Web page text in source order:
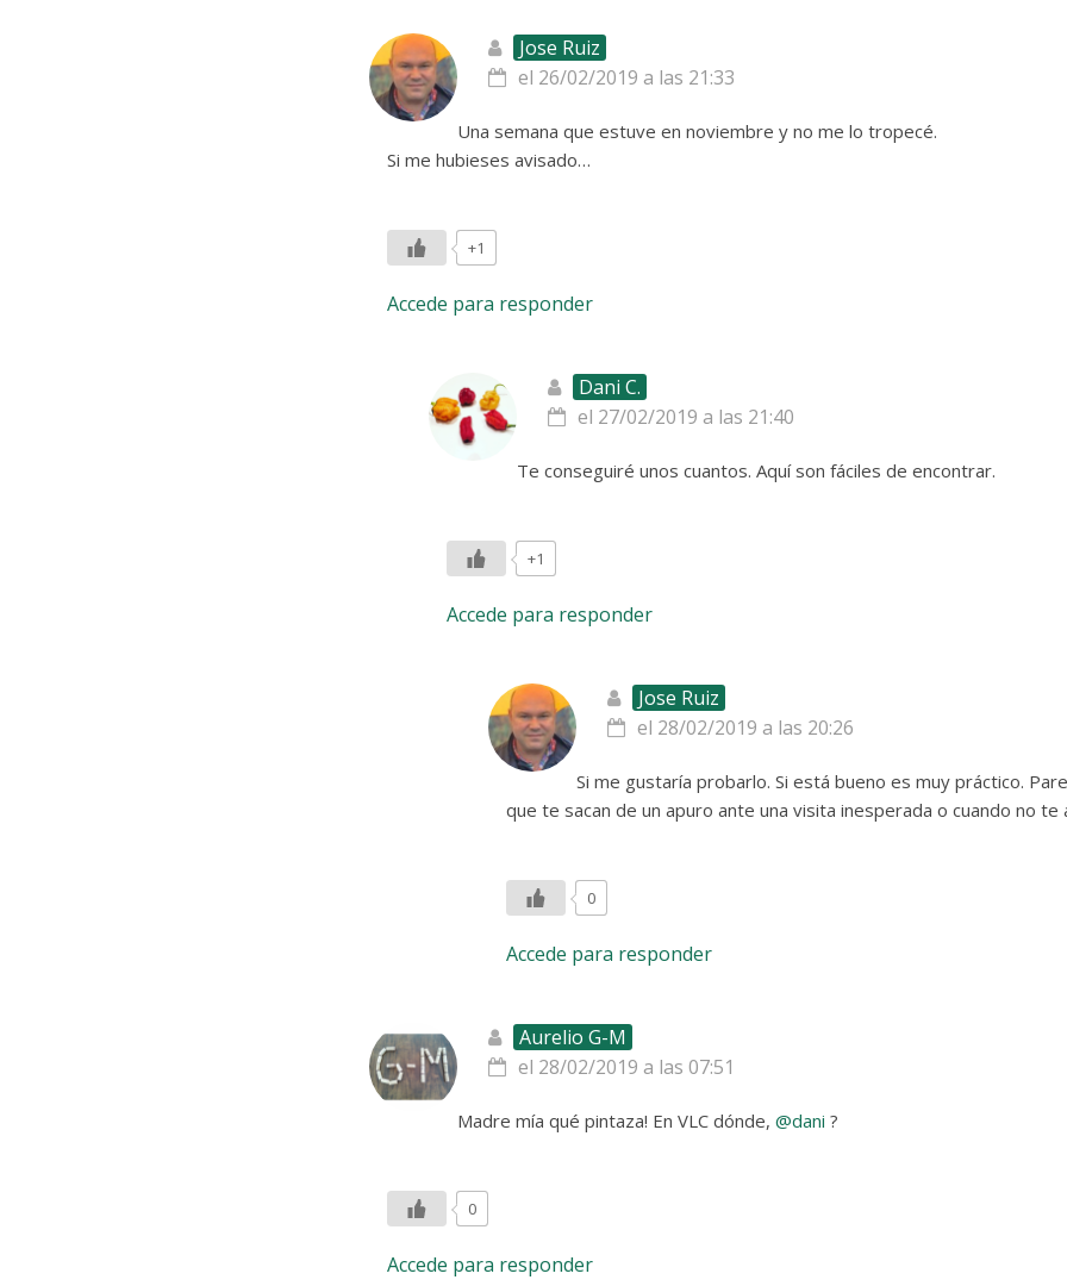
Jose Ruiz
el 26/02/2019 a las 21:33
Una semana que estuve en noviembre y no me lo tropecé.
Si me hubieses avisado…
+1
Accede para responder
Dani C.
el 27/02/2019 a las 21:40
Te conseguiré unos cuantos. Aquí son fáciles de encontrar.
+1
Accede para responder
Jose Ruiz
el 28/02/2019 a las 20:26
Si me gustaría probarlo. Si está bueno es muy práctico.
que te sacan de un apuro ante una visita inesperada o cuando no te
0
Accede para responder
Aurelio G-M
el 28/02/2019 a las 07:51
Madre mía qué pintaza! En VLC dónde, @dani ?
0
Accede para responder